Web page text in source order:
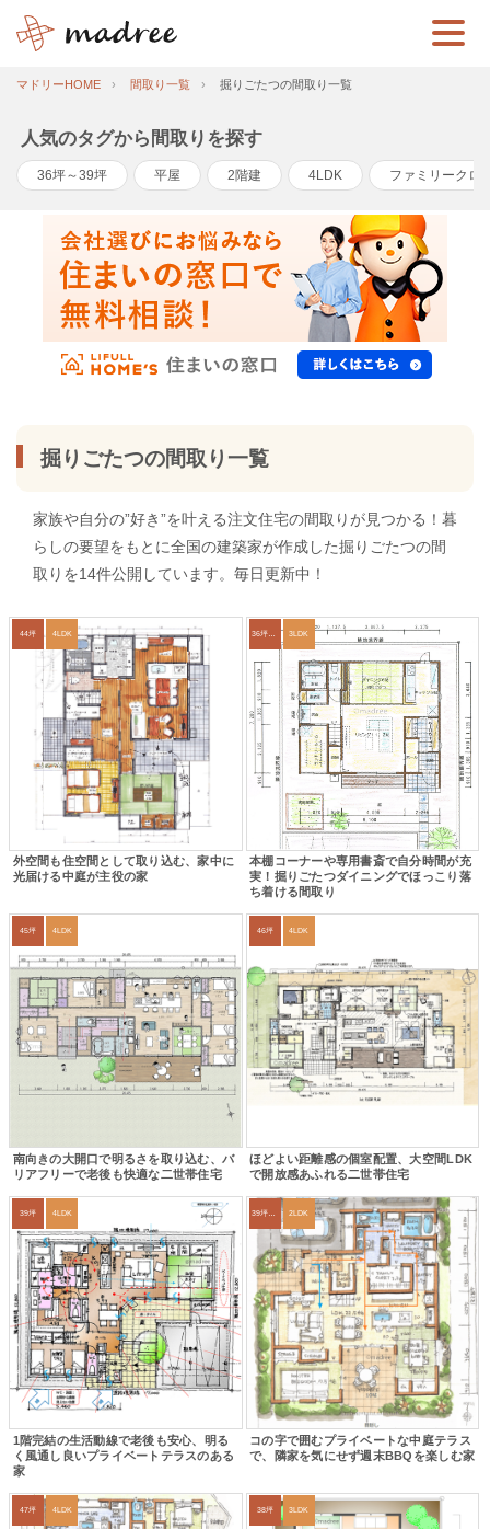
マドリーHOME 間取り一覧 掘りごたつの間取り一覧
人気のタグから間取りを探す
36坪～39坪 平屋 2階建 4LDK ファミリークロ
掘りごたつの間取り一覧
家族や自分の”好き”を叶える注文住宅の間取りが見つかる！暮
らしの要望をもとに全国の建築家が作成した掘りごたつの間
取りを14件公開しています。毎日更新中！
44坪 4LDK
外空間も住空間として取り込む、家中に
光届ける中庭が主役の家
36坪～39坪 3LDK
本棚コーナーや専用書斎で自分時間が充
実！掘りごたつダイニングでほっこり落
ち着ける間取り
45坪 4LDK
南向きの大開口で明るさを取り込む、バ
リアフリーで老後も快適な二世帯住宅
46坪 4LDK
ほどよい距離感の個室配置、大空間LDK
で開放感あふれる二世帯住宅
39坪 4LDK
1階完結の生活動線で老後も安心、明る
く風通し良いプライベートテラスのある
家
39坪～42坪 2LDK
コの字で囲むプライベートな中庭テラス
で、隣家を気にせず週末BBQを楽しむ家
47坪 4LDK 38坪 3LDK